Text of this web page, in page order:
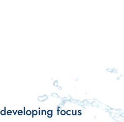
focus